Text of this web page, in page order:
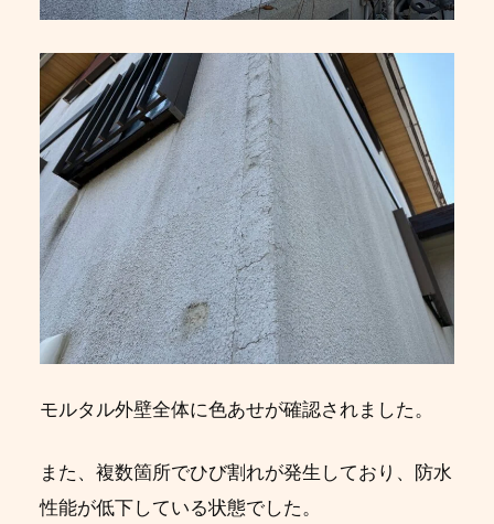
モルタル外壁全体に色あせが確認されました。
また、複数箇所でひび割れが発生しており、防水
性能が低下している状態でした。